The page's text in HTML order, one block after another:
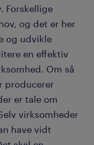
Forskellige
og det er her
og udvikle
en effektiv
Om så
producerer
er tale om
virksomheder
have vidt